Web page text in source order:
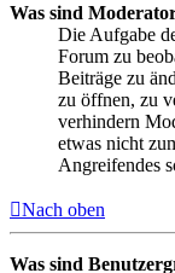
Was sind
Die Aufgabe
Forum zu
Beiträge zu
zu öffnen, zu
verhindern
etwas nicht
Angreifendes
Nach oben
Was sind